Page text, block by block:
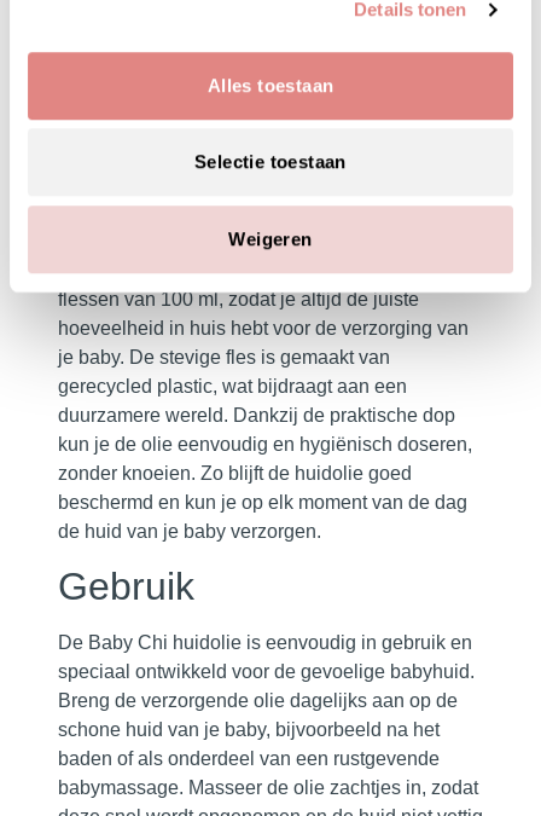
Details tonen
Alles toestaan
Selectie toestaan
Weigeren
huid van je baby comfortabel aanvoelt.
Verpakking en Inhoud
De Baby Chi huidolie is verkrijgbaar in handige
flessen van 100 ml, zodat je altijd de juiste
hoeveelheid in huis hebt voor de verzorging van
je baby. De stevige fles is gemaakt van
gerecycled plastic, wat bijdraagt aan een
duurzamere wereld. Dankzij de praktische dop
kun je de olie eenvoudig en hygiënisch doseren,
zonder knoeien. Zo blijft de huidolie goed
beschermd en kun je op elk moment van de dag
de huid van je baby verzorgen.
Gebruik
De Baby Chi huidolie is eenvoudig in gebruik en
speciaal ontwikkeld voor de gevoelige babyhuid.
Breng de verzorgende olie dagelijks aan op de
schone huid van je baby, bijvoorbeeld na het
baden of als onderdeel van een rustgevende
babymassage. Masseer de olie zachtjes in, zodat